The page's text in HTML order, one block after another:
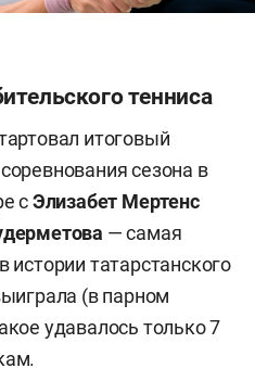
тенниса
итоговый
сезона в
сЭлизабет Мертенс
— самая
истории татарстанского
(в парном
удавалось только 7